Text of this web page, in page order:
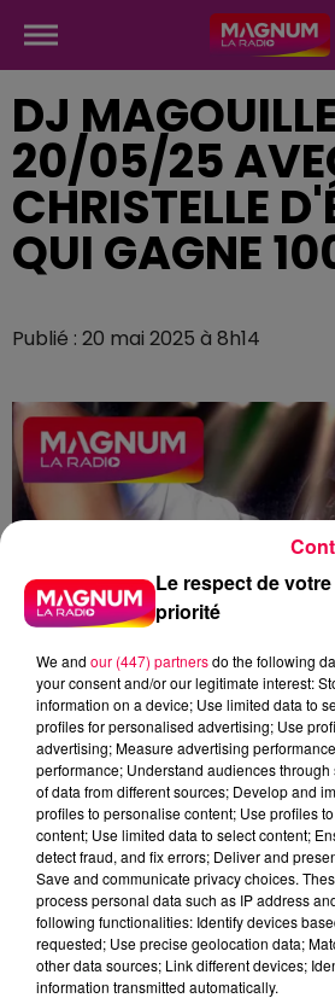
DJ
20/05/25
CHRISTELLE
QUI GAGNE
Publié : 20 mai 2025 à 8h14
podcasts/2025/05/
Le respect de
priorité
We and our (447) partnersdo the following
your consent and/or our legitimate interest:
information on a device; Use limited data to
profiles for personalised advertising; Use
advertising; Measure advertising
performance; Understand audiences
of data from different sources; Develop and
profiles to personalise content; Use profiles
content; Use limited data to select content;
detect fraud, and fix errors; Deliver and
Save and communicate privacy choices.
process personal data such as IP address
following functionalities: Identify devices
requested; Use precise geolocation data;
other data sources; Link different devices;
information transmitted automatically.